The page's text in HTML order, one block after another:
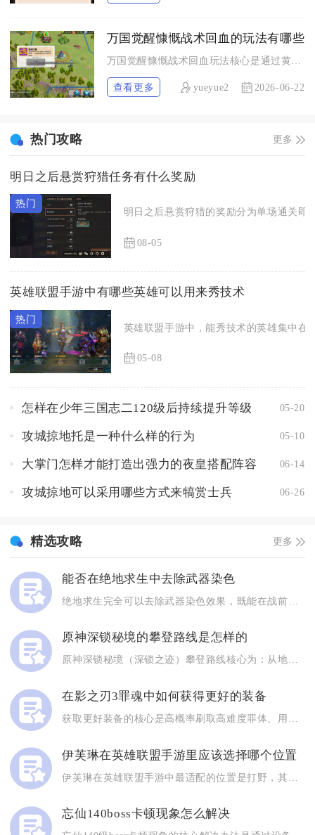
万国觉醒慷慨战术回血的玩法有哪些
万国觉醒慷慨战术回血玩法核心是通过黄金之国专属祝福“慷慨战术...
查看更多 yueyue2 2026-06-22
热门攻略 更多
明日之后悬赏狩猎任务有什么奖励
明日之后悬赏狩猎的奖励分为单场通关即
08-05
英雄联盟手游中有哪些英雄可以用来秀技术
英雄联盟手游中，能秀技术的英雄集中在
05-08
怎样在少年三国志二120级后持续提升等级 05-20
攻城掠地托是一种什么样的行为 05-10
大掌门怎样才能打造出强力的夜皇搭配阵容 06-14
攻城掠地可以采用哪些方式来犒赏士兵 06-26
精选攻略 更多
能否在绝地求生中去除武器染色
原神深锁秘境的攀登路线是怎样的
原神深锁秘境（深锁之迹）攀登路线核心为：从地中之盐锚点出发，...
在影之刃3罪魂中如何获得更好的装备
伊芙琳在英雄联盟手游里应该选择哪个位置
忘仙140boss卡顿现象怎么解决